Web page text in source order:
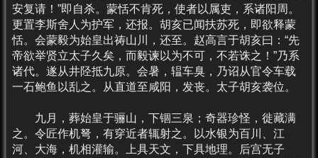
安复请！”即自杀。蒙恬不肯死，使者以属吏，系诸阳周。
更置李斯舍人为护军，还报。胡亥已闻扶苏死，即欲释蒙
恬。会蒙毅为始皇出祷山川，还至。赵高言于胡亥曰：“先
帝欲举贤立太子久矣，而毅谏以为不可，不若诛之！”乃系
诸代。遂从井陉抵九原。会暑，辒车臭，乃诏从官令车载
一石鲍鱼以乱之。从直道至咸阳，发丧。太子胡亥袭位。
九月，葬始皇于骊山，下锢三泉；奇器珍怪，徙藏满
之。令匠作机弩，有穿近者辄射之。以水银为百川、江
河、大海，机相灌输。上具天文，下具地理。后宫无子